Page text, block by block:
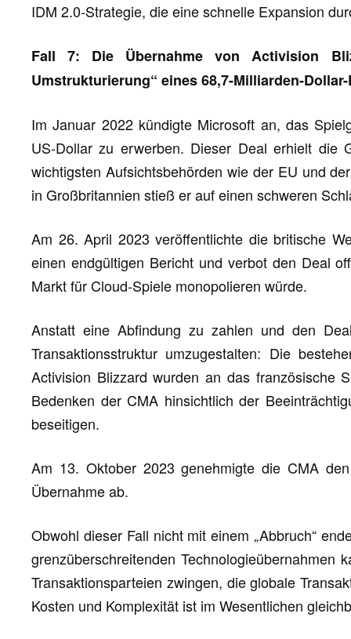
IDM 2.0-Strategie, die eine schnelle Expansion
Fall 7: Die Übernahme von Activision
Umstrukturierung“ eines 68,7-Milliarden-
Im Januar 2022 kündigte Microsoft an, das
US-Dollar zu erwerben. Dieser Deal erhielt die
wichtigsten Aufsichtsbehörden wie der EU und
in Großbritannien stieß er auf einen schweren
Am 26. April 2023 veröffentlichte die britische
einen endgültigen Bericht und verbot den Deal
Markt für Cloud-Spiele monopolieren würde.
Anstatt eine Abfindung zu zahlen und den
Transaktionsstruktur umzugestalten: Die
Activision Blizzard wurden an das französische
Bedenken der CMA hinsichtlich der
beseitigen.
Am 13. Oktober 2023 genehmigte die CMA
Übernahme ab.
Obwohl dieser Fall nicht mit einem „Abbruch“
grenzüberschreitenden
Transaktionsparteien zwingen, die globale
Kosten und Komplexität ist im Wesentlichen